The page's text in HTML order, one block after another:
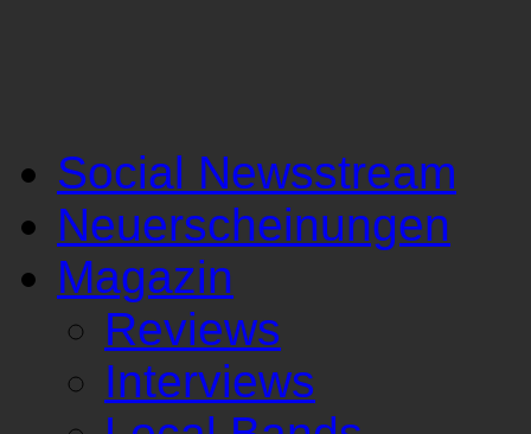
Social Newsstream
Neuerscheinungen
Magazin
Reviews
Interviews